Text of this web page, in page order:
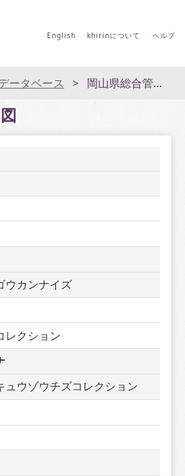
English khirinについて ヘルプ
ータベース 岡山県総合管内図
ウカンナイズ
レクション
ュウゾウチズコレクション